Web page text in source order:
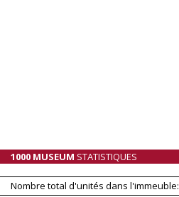
1000 MUSEUM STATISTIQUES
Nombre total d'unités dans l'immeuble: